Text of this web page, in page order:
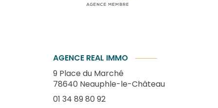
AGENCE REAL IMMO
9 Place du Marché
78640 Neauphle-le-Château
01 34 89 80 92